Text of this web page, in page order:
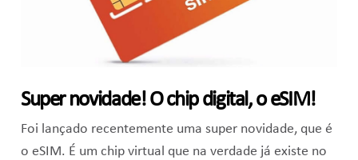
Super novidade! O chip digital, o eSIM!
Foi lançado recentemente uma super novidade, que é
o eSIM. É um chip virtual que na verdade já existe no